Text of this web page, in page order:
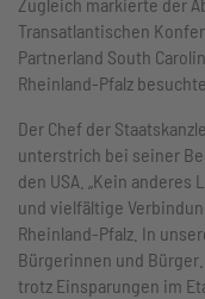
Transatlantischen
Partnerland South
Rheinland-Pfalz besuchte.
Der Chef der
unterstrich bei seiner
den USA. „Kein
und vielfältige
Rheinland-Pfalz. In
Bürgerinnen und
trotz Einsparungen im